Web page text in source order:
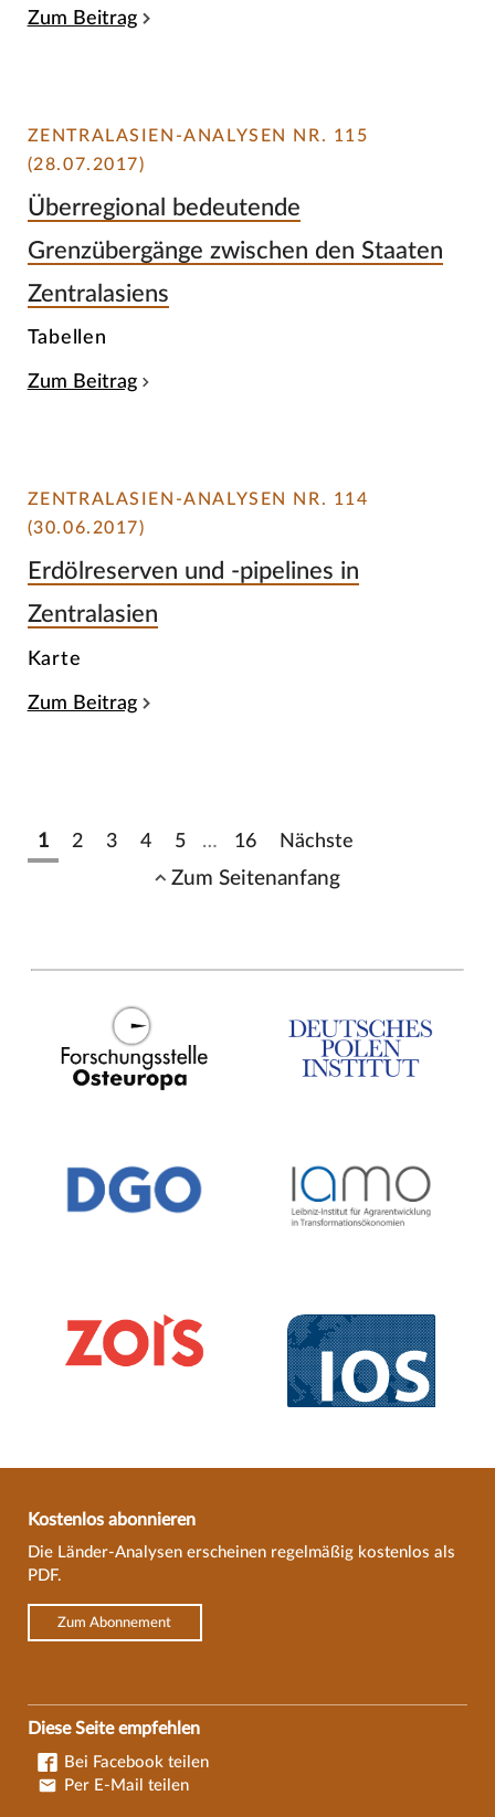
Zum Beitrag
ZENTRALASIEN-ANALYSEN NR. 115
(28.07.2017)
Überregional bedeutende
Grenzübergänge zwischen den Staaten
Zentralasiens
Tabellen
Zum Beitrag
ZENTRALASIEN-ANALYSEN NR. 114
(30.06.2017)
Erdölreserven und -pipelines in
Zentralasien
Karte
Zum Beitrag
1 2 3 4 5 … 16 Nächste
Zum Seitenanfang
Kostenlos abonnieren
Die Länder-Analysen erscheinen regelmäßig kostenlos als
PDF.
Zum Abonnement
Diese Seite empfehlen
Bei Facebook teilen
Per E-Mail teilen